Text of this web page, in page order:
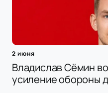
2 июня
Владислав Сёмин
усиление обороны